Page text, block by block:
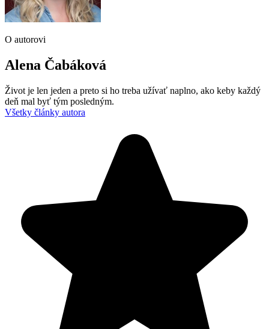
O autorovi
Alena Čabáková
Život je len jeden a preto si ho treba užívať naplno, ako keby každý
deň mal byť tým posledným.
Všetky články autora